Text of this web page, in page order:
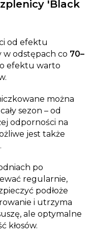
'Black
od efektu
w odstępach co 70–
efektu warto
można
sezon – od
odporności na
jest także
po
regularnie,
podłoże
i utrzyma
ale optymalne
kłosów.